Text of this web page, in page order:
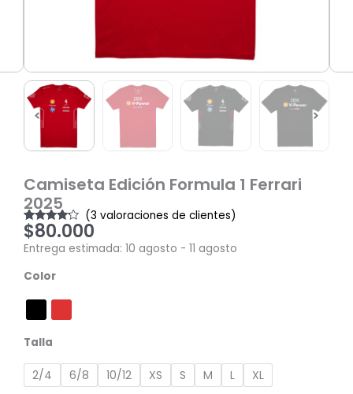
Camiseta Edición Formula 1 Ferrari
2025
Valorado
con 4.00
de 5 en
3
valoraciones
de
(3 valoraciones de clientes)
$80.000
Entrega estimada: 10 agosto - 11 agosto
Color
Talla
2/4 6/8 10/12 XS S M L XL
Camiseta
Formula
Ferrari
cantidad